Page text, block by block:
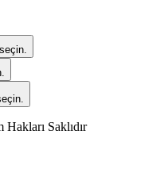
Saklıdır